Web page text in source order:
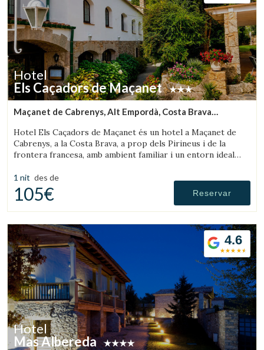
Hotel
Els Caçadors de Maçanet
Maçanet de Cabrenys, Alt Empordà, Costa Brava
Hotel Els Caçadors de Maçanet és un hotel a Maçanet de
Cabrenys, a la Costa Brava, a prop dels Pirineus i de la
frontera francesa, amb ambient familiar i un entorn ideal
1 nit des de
105€ Reservar
4.6
Hotel
Mas Albereda